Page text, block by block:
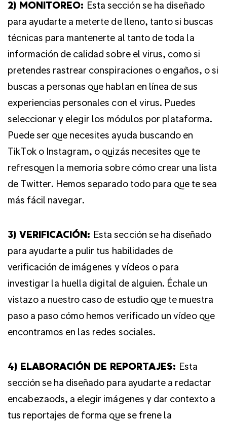
2) MONITOREO: Esta sección se ha diseñado
para ayudarte a meterte de lleno, tanto si buscas
técnicas para mantenerte al tanto de toda la
información de calidad sobre el virus, como si
pretendes rastrear conspiraciones o engaños, o si
buscas a personas que hablan en línea de sus
experiencias personales con el virus. Puedes
seleccionar y elegir los módulos por plataforma.
Puede ser que necesites ayuda buscando en
TikTok o Instagram, o quizás necesites que te
refresquen la memoria sobre cómo crear una lista
de Twitter. Hemos separado todo para que te sea
más fácil navegar.
3) VERIFICACIÓN: Esta sección se ha diseñado
para ayudarte a pulir tus habilidades de
verificación de imágenes y vídeos o para
investigar la huella digital de alguien. Échale un
vistazo a nuestro caso de estudio que te muestra
paso a paso cómo hemos verificado un vídeo que
encontramos en las redes sociales.
4) ELABORACIÓN DE REPORTAJES: Esta
sección se ha diseñado para ayudarte a redactar
encabezaods, a elegir imágenes y dar contexto a
tus reportajes de forma que se frene la